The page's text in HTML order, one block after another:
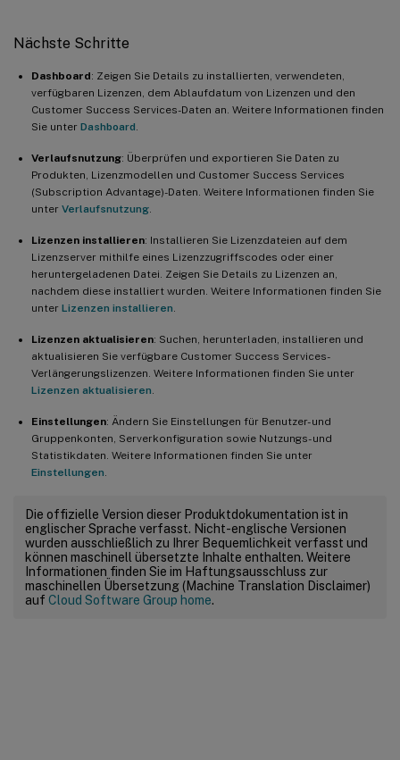
Nächste Schritte
Dashboard: Zeigen Sie Details zu installierten, verwendeten,
verfügbaren Lizenzen, dem Ablaufdatum von Lizenzen und den
Customer Success Services-Daten an. Weitere Informationen finden
Sie unter Dashboard.
Verlaufsnutzung: Überprüfen und exportieren Sie Daten zu
Produkten, Lizenzmodellen und Customer Success Services
(Subscription Advantage)-Daten. Weitere Informationen finden Sie
unter Verlaufsnutzung.
Lizenzen installieren: Installieren Sie Lizenzdateien auf dem
Lizenzserver mithilfe eines Lizenzzugriffscodes oder einer
heruntergeladenen Datei. Zeigen Sie Details zu Lizenzen an,
nachdem diese installiert wurden. Weitere Informationen finden Sie
unter Lizenzen installieren.
Lizenzen aktualisieren: Suchen, herunterladen, installieren und
aktualisieren Sie verfügbare Customer Success Services-
Verlängerungslizenzen. Weitere Informationen finden Sie unter
Lizenzen aktualisieren.
Einstellungen: Ändern Sie Einstellungen für Benutzer- und
Gruppenkonten, Serverkonfiguration sowie Nutzungs- und
Statistikdaten. Weitere Informationen finden Sie unter
Einstellungen.
Die offizielle Version dieser Produktdokumentation ist in
englischer Sprache verfasst. Nicht-englische Versionen
wurden ausschließlich zu Ihrer Bequemlichkeit verfasst und
können maschinell übersetzte Inhalte enthalten. Weitere
Informationen finden Sie im Haftungsausschluss zur
maschinellen Übersetzung (Machine Translation Disclaimer)
auf Cloud Software Group home.